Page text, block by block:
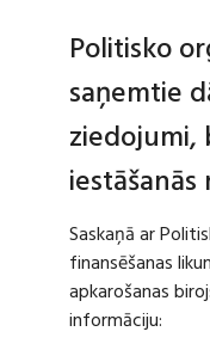
Politisko
saņemtie
ziedojumi,
iestāšanās
Saskaņā ar
finansēšanas
apkarošanas
informāciju: